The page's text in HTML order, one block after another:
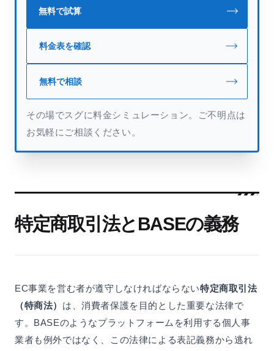
無料で試算
料金表を確認
無料で相談
その場でスグに料金シミュレーション。ご不明点は
お気軽にご相談ください。
特定商取引法とBASEの義務
EC事業を営む者が遵守しなければならない特定商取引法
（特商法） は、消費者保護を目的とした重要な法律で
す。BASEのようなプラットフォームを利用する個人事
業者も例外ではなく、この法律による表記義務から逃れ